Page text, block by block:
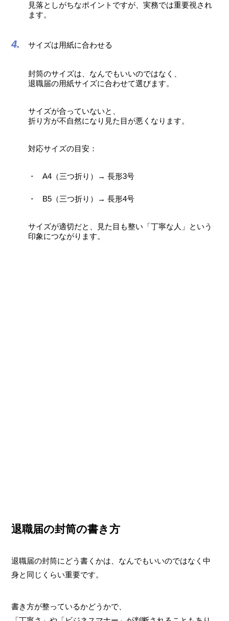
見落としがちなポイントですが、実務では重要視され
ます。
サイズは用紙に合わせる
封筒のサイズは、なんでもいいのではなく、
退職届の用紙サイズに合わせて選びます。
サイズが合っていないと、
折り方が不自然になり見た目が悪くなります。
対応サイズの目安：
A4（三つ折り）→ 長形3号
B5（三つ折り）→ 長形4号
サイズが適切だと、見た目も整い「丁寧な人」という
印象につながります。
退職届の封筒の書き方
退職届の封筒にどう書くかは、なんでもいいのではなく中
身と同じくらい重要です。
書き方が整っているかどうかで、